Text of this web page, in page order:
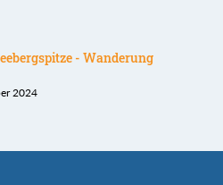
- Wanderung
2024